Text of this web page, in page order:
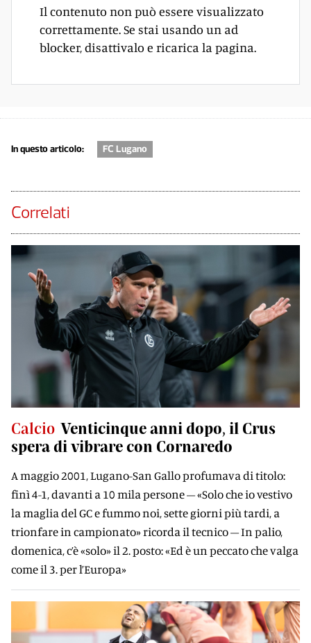
Il contenuto non può essere visualizzato
correttamente. Se stai usando un ad
blocker, disattivalo e ricarica la pagina.
In questo articolo: FC Lugano
Correlati
Calcio Venticinque anni dopo, il Crus
spera di vibrare con Cornaredo
A maggio 2001, Lugano-San Gallo profumava di titolo:
finì 4-1, davanti a 10 mila persone – «Solo che io vestivo
la maglia del GC e fummo noi, sette giorni più tardi, a
trionfare in campionato» ricorda il tecnico – In palio,
domenica, c’è «solo» il 2. posto: «Ed è un peccato che valga
come il 3. per l’Europa»